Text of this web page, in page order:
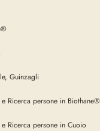
Guinzagli
e Ricerca persone in Biothane®
Ricerca persone in Cuoio